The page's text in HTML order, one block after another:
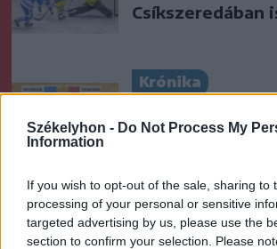
Székelyhon - Do Not Process My
Information
If you wish to opt-out of the sale, sharing to
processing of your personal or sensitive
targeted advertising by us, please use the
section to confirm your selection. Please
Csíkszeredában
Krónika
Székely Sport
Kezdési